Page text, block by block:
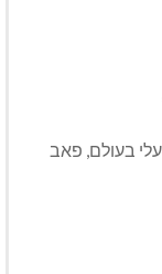
בעולם, פאב